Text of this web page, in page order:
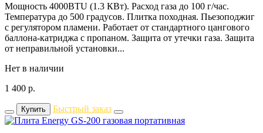
Мощность 4000BTU (1.3 КВт). Расход газа до 100 г/час.
Температура до 500 градусов. Плитка походная. Пьезоподжиг
с регулятором пламени. Работает от стандартного цангового
баллона-катриджа с пропаном. Защита от утечки газа. Защита
от неправильной установки...
Нет в наличии
1 400 р.
Купить Быстрый заказ